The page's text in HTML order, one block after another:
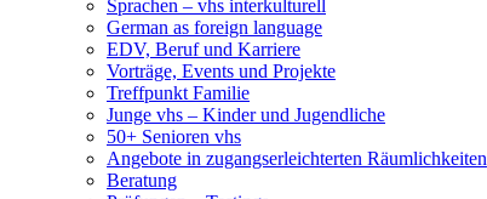
Sprachen – vhs interkulturell
German as foreign language
EDV, Beruf und Karriere
Vorträge, Events und Projekte
Treffpunkt Familie
Junge vhs – Kinder und Jugendliche
50+ Senioren vhs
Angebote in zugangserleichterten Räumlichkeiten
Beratung